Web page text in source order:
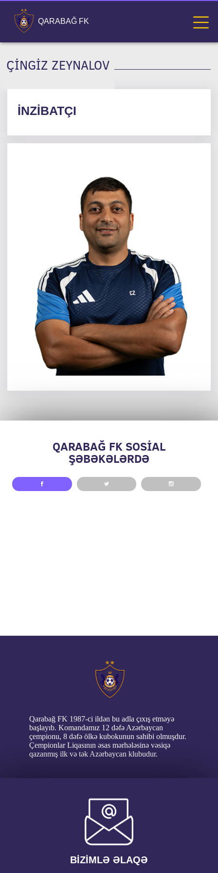
QARABAĞ FK
ÇINGIZ ZEYNALOV
İNZIBATÇI
QARABAĞ FK SOSİAL
ŞƏBƏKƏLƏRDƏ
Qarabağ FK 1987-ci ildən bu adla çıxış etməyə
başlayıb. Komandamız 12 dəfə Azərbaycan
çempionu, 8 dəfə ölkə kubokunun sahibi olmuşdur.
Çempionlar Liqasının əsas mərhələsinə vəsiqə
qazanmış ilk və tək Azərbaycan klubudur.
BİZİMLƏ ƏLAQƏ